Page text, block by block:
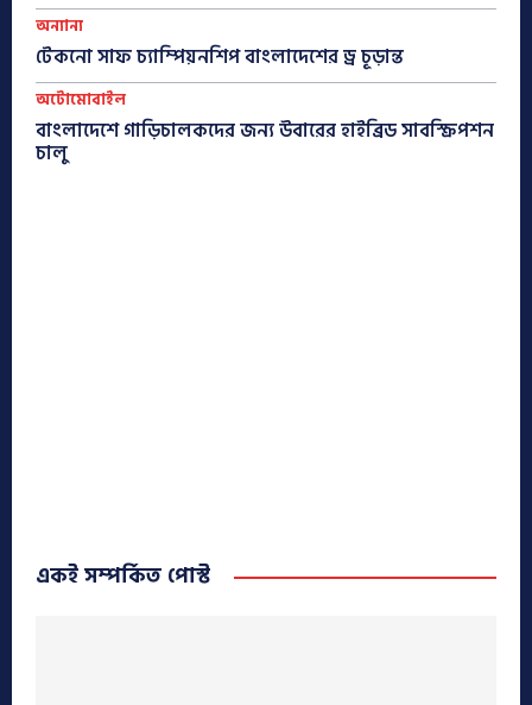
অন্যান্য
টেকনো সাফ চ্যাম্পিয়নশিপ বাংলাদেশের ড্র চূড়ান্ত
অটোমোবাইল
বাংলাদেশে গাড়িচালকদের জন্য উবারের হাইব্রিড সাবস্ক্রিপশন
চালু
একই সম্পর্কিত পোস্ট